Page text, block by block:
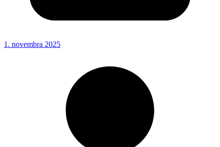
1. novembra 2025